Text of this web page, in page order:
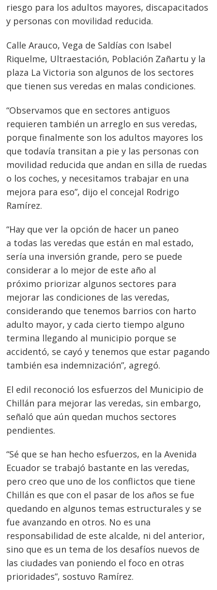
riesgo para los adultos mayores, discapacitados
y personas con movilidad reducida.
Calle Arauco, Vega de Saldías con Isabel
Riquelme, Ultraestación, Población Zañartu y la
plaza La Victoria son algunos de los sectores
que tienen sus veredas en malas condiciones.
“Observamos que en sectores antiguos
requieren también un arreglo en sus veredas,
porque finalmente son los adultos mayores los
que todavía transitan a pie y las personas con
movilidad reducida que andan en silla de ruedas
o los coches, y necesitamos trabajar en una
mejora para eso”, dijo el concejal Rodrigo
Ramírez.
“Hay que ver la opción de hacer un paneo
a todas las veredas que están en mal estado,
sería una inversión grande, pero se puede
considerar a lo mejor de este año al
próximo priorizar algunos sectores para
mejorar las condiciones de las veredas,
considerando que tenemos barrios con harto
adulto mayor, y cada cierto tiempo alguno
termina llegando al municipio porque se
accidentó, se cayó y tenemos que estar pagando
también esa indemnización”, agregó.
El edil reconoció los esfuerzos del Municipio de
Chillán para mejorar las veredas, sin embargo,
señaló que aún quedan muchos sectores
pendientes.
“Sé que se han hecho esfuerzos, en la Avenida
Ecuador se trabajó bastante en las veredas,
pero creo que uno de los conflictos que tiene
Chillán es que con el pasar de los años se fue
quedando en algunos temas estructurales y se
fue avanzando en otros. No es una
responsabilidad de este alcalde, ni del anterior,
sino que es un tema de los desafíos nuevos de
las ciudades van poniendo el foco en otras
prioridades”, sostuvo Ramírez.
Navegación
de
entradas